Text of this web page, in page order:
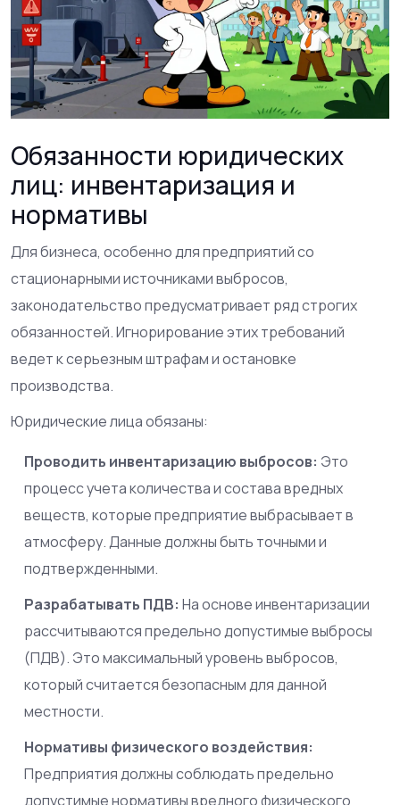
Обязанности юридических
лиц: инвентаризация и
нормативы
Для бизнеса, особенно для предприятий со
стационарными источниками выбросов,
законодательство предусматривает ряд строгих
обязанностей. Игнорирование этих требований
ведет к серьезным штрафам и остановке
производства.
Юридические лица обязаны:
Проводить инвентаризацию выбросов: Это
процесс учета количества и состава вредных
веществ, которые предприятие выбрасывает в
атмосферу. Данные должны быть точными и
подтвержденными.
Разрабатывать ПДВ: На основе инвентаризации
рассчитываются предельно допустимые выбросы
(ПДВ). Это максимальный уровень выбросов,
который считается безопасным для данной
местности.
Нормативы физического воздействия:
Предприятия должны соблюдать предельно
допустимые нормативы вредного физического